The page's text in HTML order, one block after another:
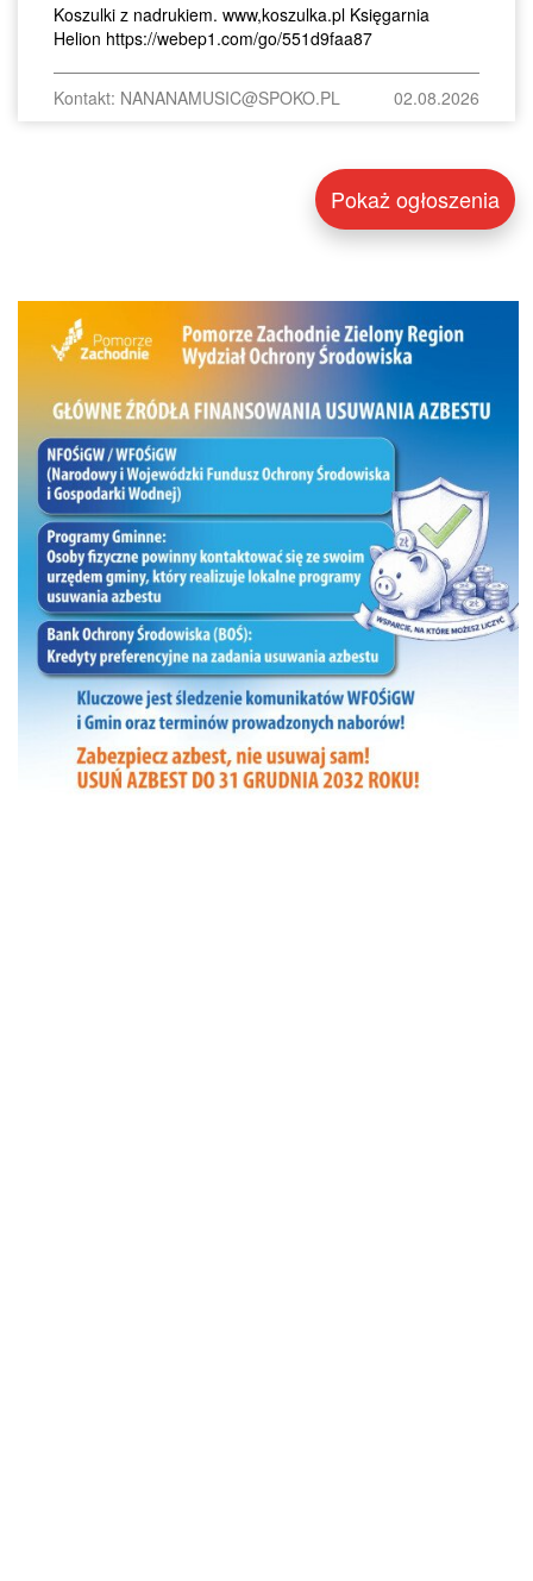
Koszulki z nadrukiem. www,koszulka.pl Księgarnia
Helion https://webep1.com/go/551d9faa87
Kontakt: NANANAMUSIC@SPOKO.PL 02.08.2026
Pokaż ogłoszenia